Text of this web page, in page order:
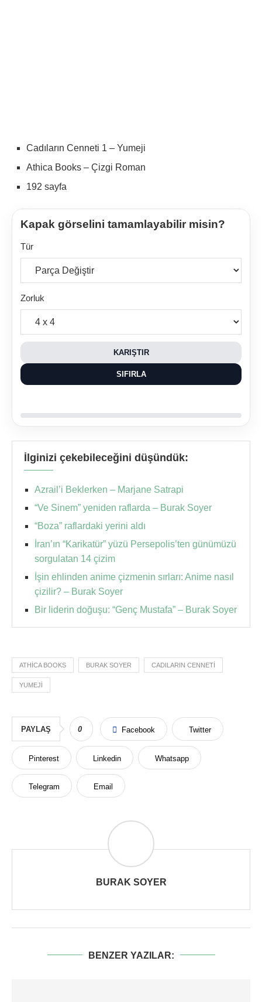
Cadıların Cenneti 1 – Yumeji
Athica Books – Çizgi Roman
192 sayfa
Kapak görselini tamamlayabilir misin?
Tür
Zorluk
KARIŞTIR
SIFIRLA
İlginizi çekebileceğini düşündük:
Azrail’i Beklerken – Marjane Satrapi
“Ve Sinem” yeniden raflarda – Burak Soyer
“Boza” raflardaki yerini aldı
İran’ın “Karikatür” yüzü Persepolis’ten günümüzü
sorgulatan 14 çizim
İşin ehlinden anime çizmenin sırları: Anime nasıl
çizilir? – Burak Soyer
Bir liderin doğuşu: “Genç Mustafa” – Burak Soyer
ATHICA BOOKS BURAK SOYER CADILARIN CENNETI
YUMEJI
PAYLAŞ 0 Facebook Twitter
Pinterest Linkedin Whatsapp
Telegram Email
BURAK SOYER
BENZER YAZILAR: